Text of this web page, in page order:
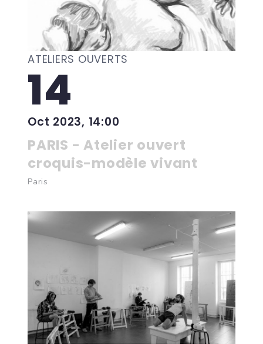
ATELIERS OUVERTS
14
Oct 2023, 14:00
PARIS - Atelier ouvert
croquis-modèle vivant
Paris